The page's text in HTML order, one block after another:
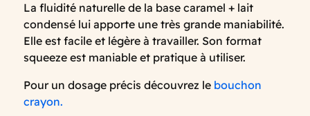
La fluidité naturelle de la base caramel + lait
condensé lui apporte une très grande maniabilité.
Elle est facile et légère à travailler. Son format
squeeze est maniable et pratique à utiliser.
Pour un dosage précis découvrez le bouchon
crayon.